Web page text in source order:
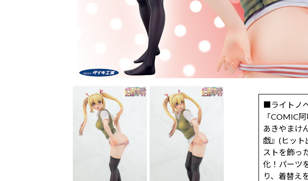
■ライトノ
「COMIC
あきやまけ
戯』(ヒット
ストを飾っ
化！パーツ
り、着替え